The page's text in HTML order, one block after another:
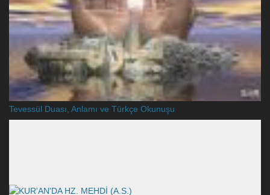
Tevessül Duası, Anlamı ve Türkçe Okunuşu